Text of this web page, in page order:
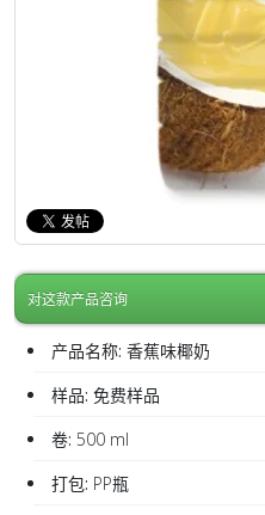
对这款产品咨询
产品名称: 香蕉味椰奶
样品: 免费样品
卷: 500 ml
打包: PP瓶